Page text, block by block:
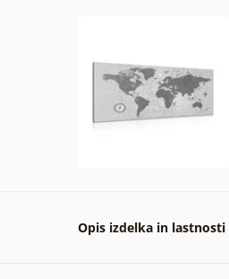
Opis izdelka in lastnosti